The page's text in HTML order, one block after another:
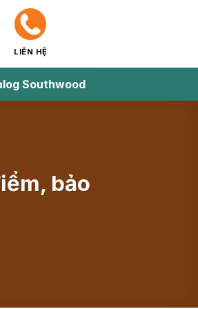
LIÊN HỆ
Southwood
bảo